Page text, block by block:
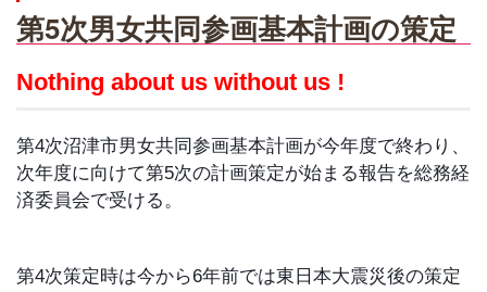
第5次男女共同参画基本計画の策定
Nothing about us without us !
第4次沼津市男女共同参画基本計画が今年度で終わり、
次年度に向けて第5次の計画策定が始まる報告を総務経
済委員会で受ける。
第4次策定時は今から6年前では東日本大震災後の策定